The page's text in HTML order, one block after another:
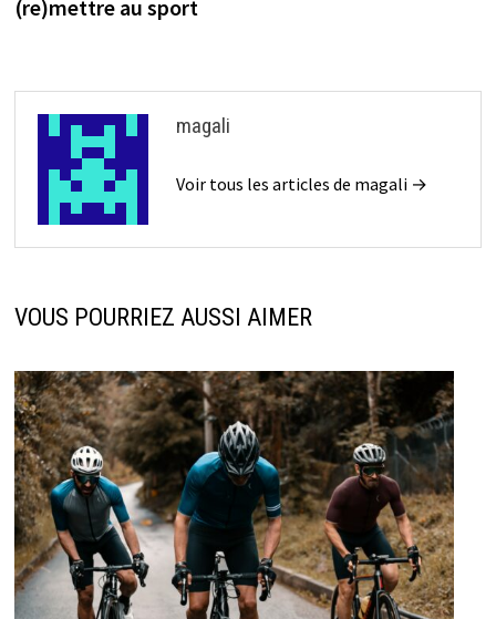
(re)mettre au sport
magali
Voir tous les articles de magali →
VOUS POURRIEZ AUSSI AIMER